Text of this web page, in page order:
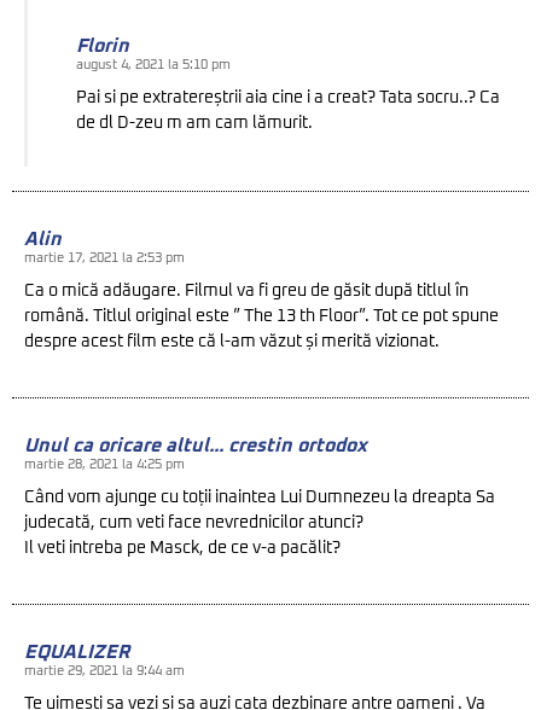
Florin
august 4, 2021 la 5:10 pm
Pai si pe extratereștrii aia cine i a creat? Tata socru..? Ca
de dl D-zeu m am cam lămurit.
Alin
martie 17, 2021 la 2:53 pm
Ca o mică adăugare. Filmul va fi greu de găsit după titlul în
română. Titlul original este ” The 13 th Floor”. Tot ce pot spune
despre acest film este că l-am văzut și merită vizionat.
Unul ca oricare altul... crestin ortodox
martie 28, 2021 la 4:25 pm
Când vom ajunge cu toții inaintea Lui Dumnezeu la dreapta Sa
judecată, cum veti face nevrednicilor atunci?
Il veti intreba pe Masck, de ce v-a pacălit?
EQUALIZER
martie 29, 2021 la 9:44 am
Te uimesti sa vezi si sa auzi cata dezbinare antre oameni . Va